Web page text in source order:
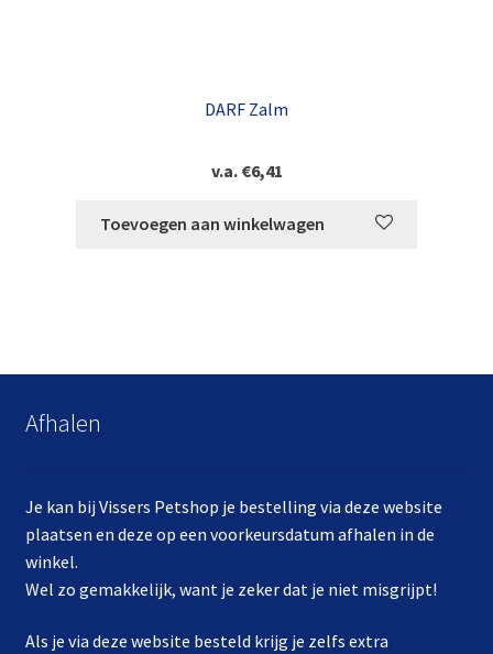
DARF Zalm
v.a. €6,41
Toevoegen aan winkelwagen
Afhalen
Je kan bij Vissers Petshop je bestelling via deze website
plaatsen en deze op een voorkeursdatum afhalen in de
winkel.
Wel zo gemakkelijk, want je zeker dat je niet misgrijpt!
Als je via deze website besteld krijg je zelfs extra